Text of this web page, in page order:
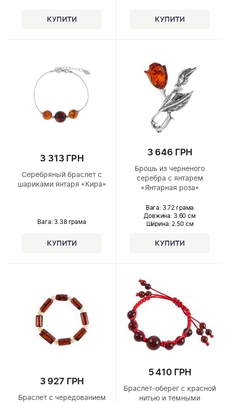
3 313 ГРН
Серебряный браслет с
шариками янтаря «Кира»
Вага: 3.38 грама
3 646 ГРН
Брошь из черненого
серебра с янтарем
«Янтарная роза»
Вага: 3.72 грама
Довжина: 3.60 см
Ширина: 2.50 см
3 927 ГРН
Браслет с чередованием
5 410 ГРН
Браслет-оберег с красной
нитью и темными